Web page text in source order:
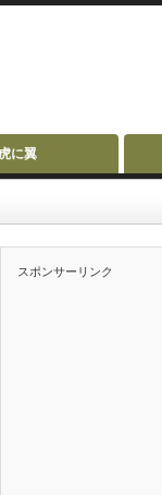
虎に翼
スポンサーリンク